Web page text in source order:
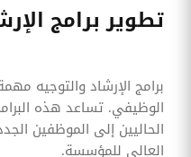
تطوير برامج
برامج الإرشاد والتوجيه
الوظيفي. تساعد هذه
الحاليين إلى الموظفين
العالي للمؤسسة.